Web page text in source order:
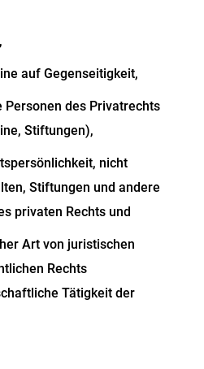
auf Gegenseitigkeit,
des Privatrechts
Stiftungen),
nicht
Stiftungen und andere
privaten Rechts und
Art von juristischen
Rechts
Tätigkeit der